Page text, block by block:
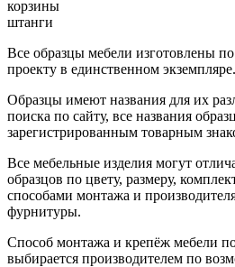
корзины
штанги
Все образцы мебели изготовлены
проекту в единственном экземпляре.
Образцы имеют названия для их
поиска по сайту, все названия
зарегистрированным товарным
Все мебельные изделия могут
образцов по цвету, размеру,
способами монтажа и
фурнитуры.
Способ монтажа и крепёж мебели
выбирается производителем по